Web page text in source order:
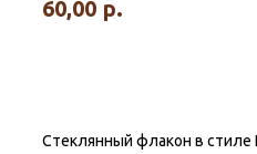
60,00 р.
Стеклянный флакон в стиле